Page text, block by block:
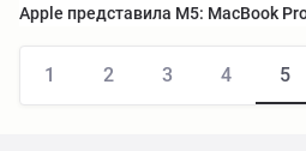
Apple представила M5: MacBook
1 2 3 4 5